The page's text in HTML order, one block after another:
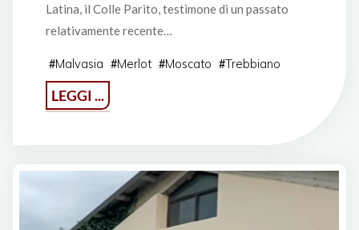
Latina, il Colle Parito, testimone di un passato
relativamente recente…
#Malvasia #Merlot #Moscato #Trebbiano
LEGGI ...
New